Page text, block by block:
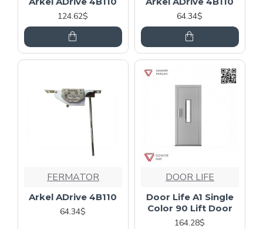
124.62$
64.34$
FERMATOR
Arkel ADrive 4B110
64.34$
DOOR LIFE
Door Life A1 Single
Color 90 Lift Door
164.28$